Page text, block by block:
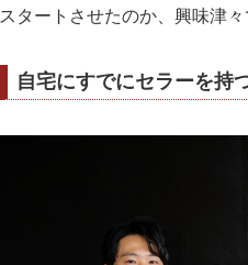
スタートさせたのか、興味津々
自宅にすでにセラーを持